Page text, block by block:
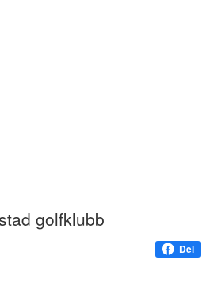
golfklubb
Del